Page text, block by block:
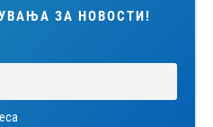
ЗА НОВОСТИ!